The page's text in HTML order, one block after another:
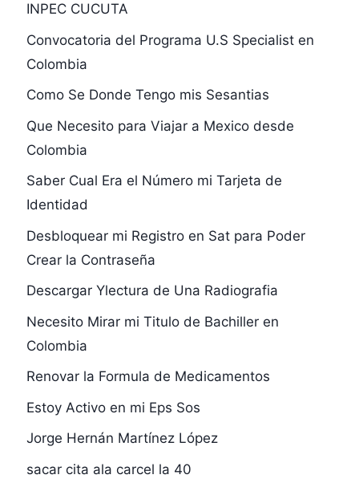
INPEC CUCUTA
Convocatoria del Programa U.S Specialist en
Colombia
Como Se Donde Tengo mis Sesantias
Que Necesito para Viajar a Mexico desde
Colombia
Saber Cual Era el Número mi Tarjeta de
Identidad
Desbloquear mi Registro en Sat para Poder
Crear la Contraseña
Descargar Ylectura de Una Radiografia
Necesito Mirar mi Titulo de Bachiller en
Colombia
Renovar la Formula de Medicamentos
Estoy Activo en mi Eps Sos
Jorge Hernán Martínez López
sacar cita ala carcel la 40